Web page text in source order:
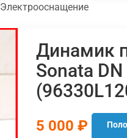
Электрооснащение
Динамик
Sonata
5 000 ₽